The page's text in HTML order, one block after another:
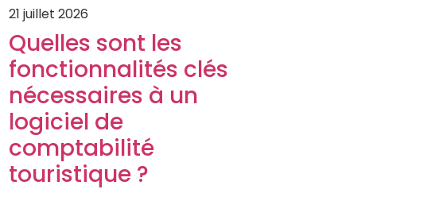
21 juillet 2026
Quelles sont les
fonctionnalités clés
nécessaires à un
logiciel de
comptabilité
touristique ?